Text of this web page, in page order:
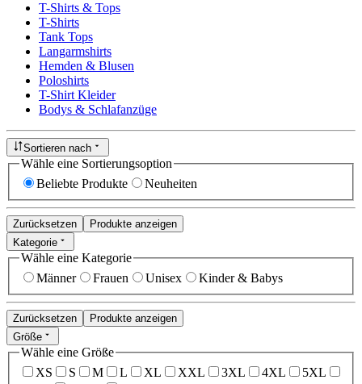
T-Shirts & Tops
T-Shirts
Tank Tops
Langarmshirts
Hemden & Blusen
Poloshirts
T-Shirt Kleider
Bodys & Schlafanzüge
Sortieren nach
Wähle eine Sortierungsoption
Beliebte Produkte
Neuheiten
Zurücksetzen
Produkte anzeigen
Kategorie
Wähle eine Kategorie
Männer
Frauen Unisex Kinder & Babys
Zurücksetzen
Produkte anzeigen
Größe
Wähle eine Größe
XS
S M L XL XXL 3XL 4XL
5XL